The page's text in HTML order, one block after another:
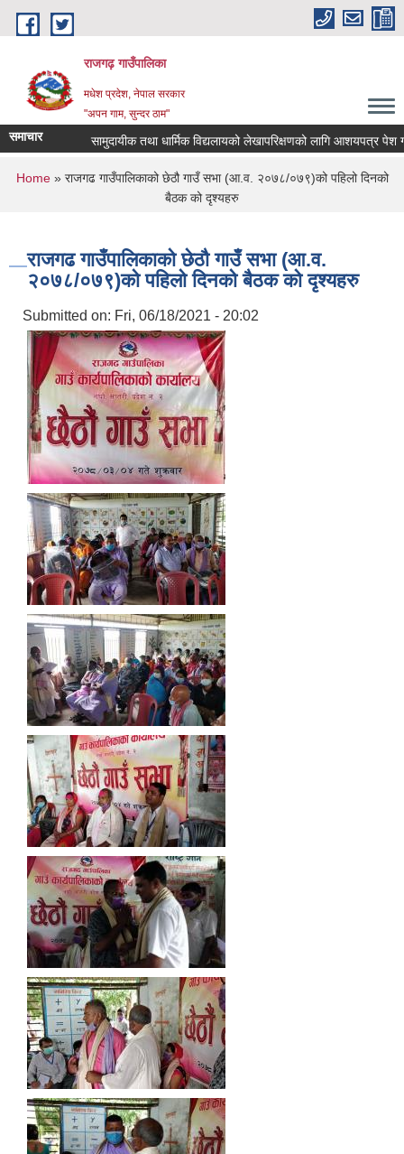
Skip to main content
राजगढ़ गाउँपालिका
मधेश प्रदेश, नेपाल सरकार
"अपन गाम, सुन्दर ठाम"
समाचार सामुदायीक तथा धार्मिक विद्यलायको लेखापरिक्षणको लागि आशयपत्र पेश गर्ने
You are here
Home» राजगढ गाउँपालिकाको छेठौ गाउँ सभा (आ.व. २०७८/०७९)को पहिलो दिनको
बैठक को दृश्यहरु
राजगढ गाउँपालिकाको छेठौ गाउँ सभा (आ.व.
२०७८/०७९)को पहिलो दिनको बैठक को दृश्यहरु
Submitted on: Fri, 06/18/2021 - 20:02